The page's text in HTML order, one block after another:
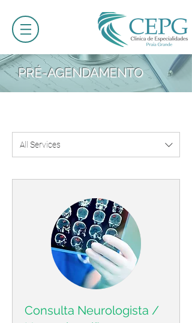
PRÉ-AGENDAMENTO
All Services
Consulta Neurologista /